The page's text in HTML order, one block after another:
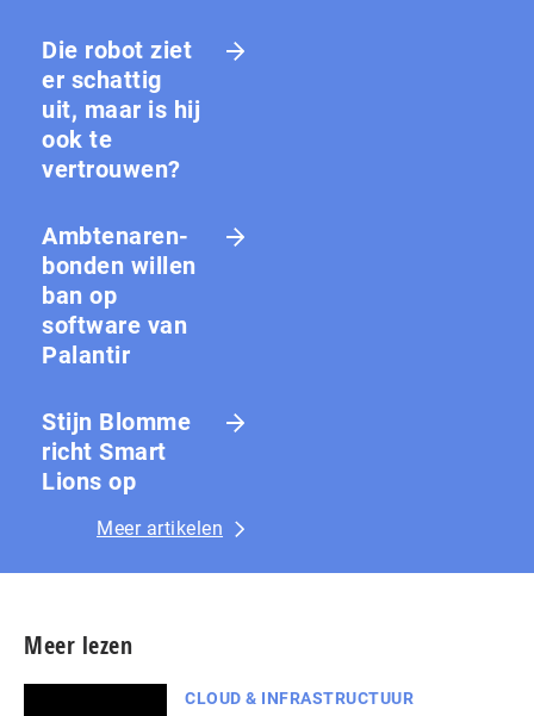
Die robot ziet
er schattig
uit, maar is hij
ook te
vertrouwen?
Amb­te­na­ren­
bon­den willen
ban op
software van
Palantir
Stijn Blomme
richt Smart
Lions op
Meer artikelen
Meer lezen
CLOUD & INFRASTRUCTUUR